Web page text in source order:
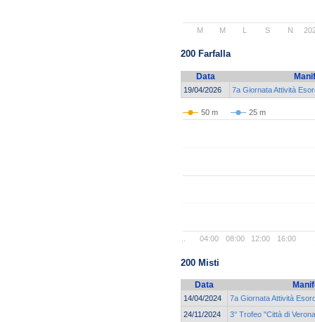
M M L S N
200 Farfalla
Data
19/04/2026 7a Giornata Attività
50 m 25 m
04:00 08:00 12:00 16:00
200 Misti
Data
14/04/2024
7a Giornata Attività
24/11/2024
3° Trofeo "Città di